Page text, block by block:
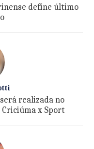
define último
realizada no
x Sport